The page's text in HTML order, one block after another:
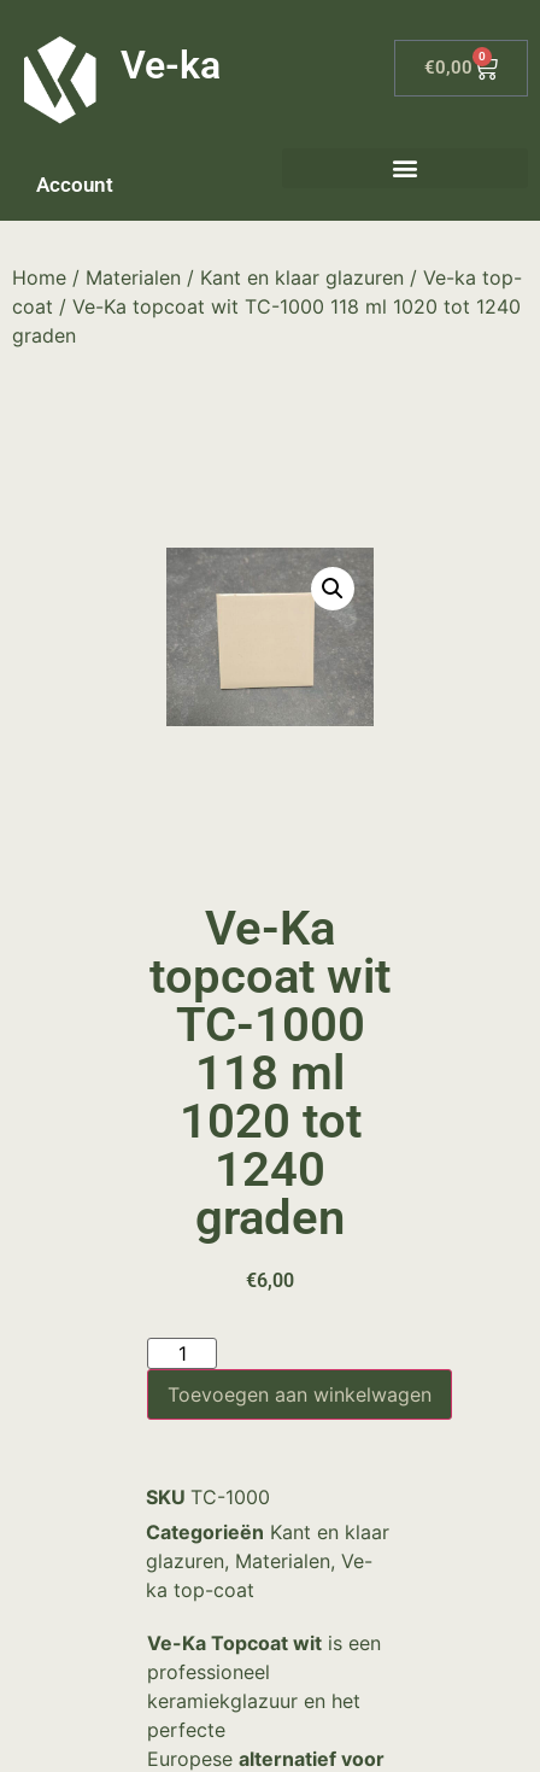
Ve-ka €0,00
0
Account
Home / Materialen / Kant en klaar glazuren / Ve-ka top-
coat / Ve-Ka topcoat wit TC-1000 118 ml 1020 tot 1240
graden
Ve-Ka
topcoat wit
TC-1000
118 ml
1020 tot
1240
graden
€6,00
Toevoegen aan winkelwagen
SKU TC-1000
Categorieën Kant en klaar
glazuren, Materialen, Ve-
ka top-coat
Ve-Ka Topcoat wit is een
professioneel
keramiekglazuur en het
perfecte
Europese alternatief voor